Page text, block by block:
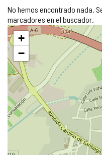
No hemos encontrado nada.
marcadores en el buscador.
Saltar
mapa
+
−